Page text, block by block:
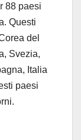
88 paesi
Questi
del
Svezia,
Italia
paesi